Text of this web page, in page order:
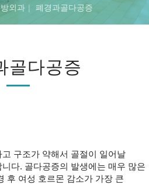
외과 폐경과골다공증
골다공증
구조가 약해서 골절이 일어날
다. 골다공증의 발생에는 매우 많은
후 여성 호르몬 감소가 가장 큰